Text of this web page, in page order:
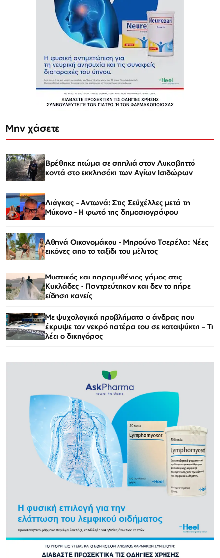
Μην χάσετε
Βρέθηκε πτώμα σε σπηλιά στον Λυκαβηττό
κοντά στο εκκλησάκι των Αγίων Ισιδώρων
Λιάγκας - Αντωνά: Στις Σεϋχέλλες μετά τη
Μύκονο - Η φωτό της δημοσιογράφου
Αθηνά Οικονομάκου - Μπρούνο Τσερέλα: Νέες
εικόνες απο το ταξίδι του μέλιτος
Μυστικός και παραμυθένιος γάμος στις
Κυκλάδες - Παντρεύτηκαν και δεν το πήρε
είδηση κανείς
Με ψυχολογικά προβλήματα ο άνδρας που
έκρυψε τον νεκρό πατέρα του σε καταψύκτη – Τι
λέει ο δικηγόρος